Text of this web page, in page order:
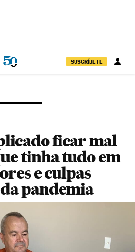
SUSCRÍBETE
ficar mal
tinha tudo em
e culpas
pandemia